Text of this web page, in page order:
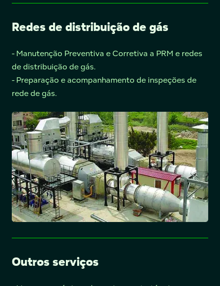
Redes de distribuição de gás
- Manutenção Preventiva e Corretiva a PRM e redes
de distribuição de gás.
- Preparação e acompanhamento de inspeções de
rede de gás.
Outros serviços